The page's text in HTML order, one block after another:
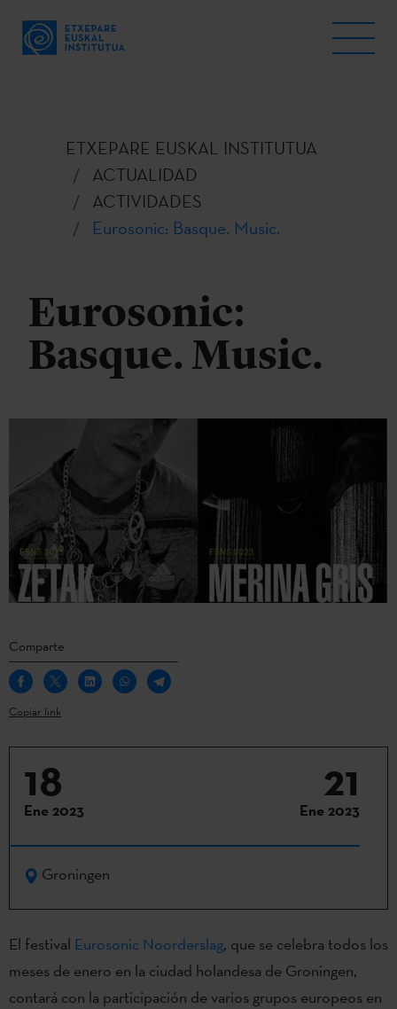
ETXEPARE EUSKAL INSTITUTUA
ACTUALIDAD
ACTIVIDADES
Eurosonic: Basque. Music.
Eurosonic:
Basque. Music.
Comparte
Copiar link
18
Ene 2023
21
Ene 2023
Groningen
El festival Eurosonic Noorderslag, que se celebra todos los
meses de enero en la ciudad holandesa de Groningen,
contará con la participación de varios grupos europeos en